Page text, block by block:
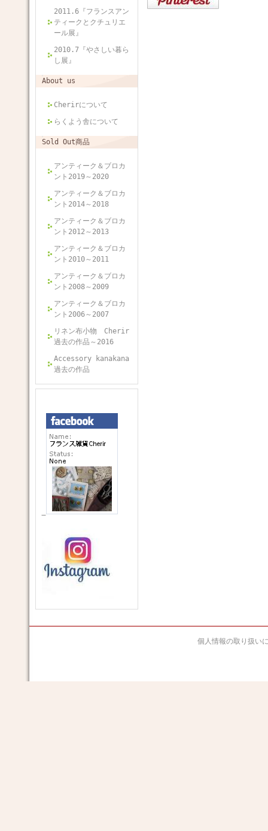
2011.6『フランスアン
ティークとクチュリエ
ール展』
2010.7『やさしい暮ら
し展』
About us
Cherirについて
らくよう舎について
Sold Out商品
アンティーク＆ブロカ
ント2019～2020
アンティーク＆ブロカ
ント2014～2018
アンティーク＆ブロカ
ント2012～2013
アンティーク＆ブロカ
ント2010～2011
アンティーク＆ブロカ
ント2008～2009
アンティーク＆ブロカ
ント2006～2007
リネン布小物 Cherir
過去の作品～2016
Accessory kanakana
過去の作品
個人情報の取り扱い